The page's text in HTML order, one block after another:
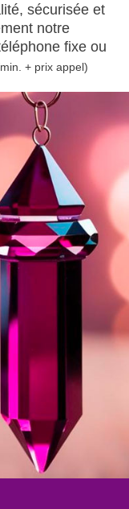
sécurisée et
notre
fixe ou
+ prix appel)